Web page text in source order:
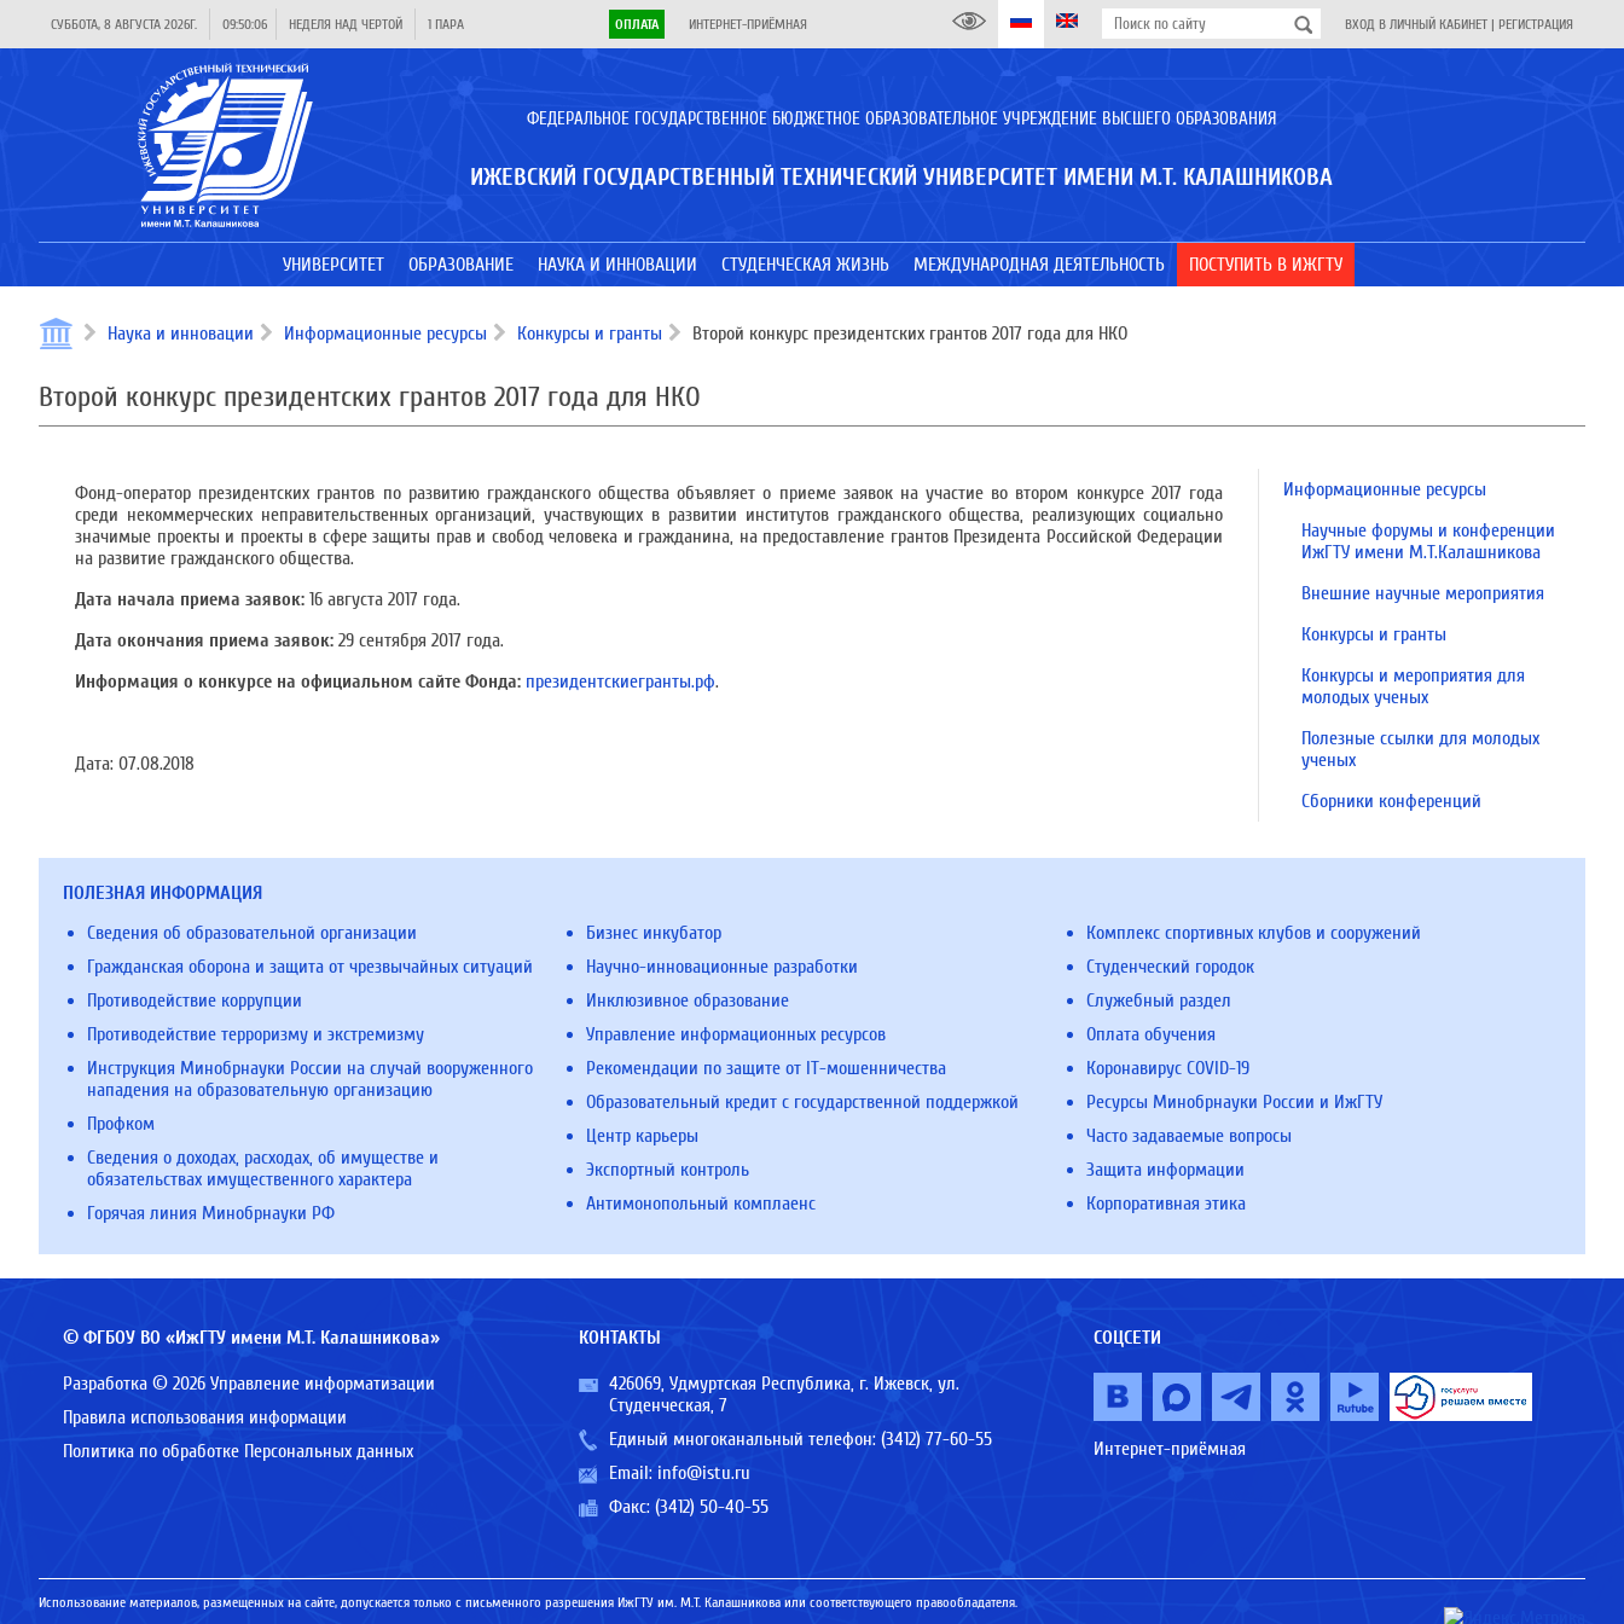
СУББОТА, 8 АВГУСТА 2026Г. 09:50:06 НЕДЕЛЯ НАД ЧЕРТОЙ 1 ПАРА ОПЛАТА ИНТЕРНЕТ-ПРИЁМНАЯ ВХОД В ЛИЧНЫЙ КАБИНЕТ | РЕГИСТРАЦИЯ
ФЕДЕРАЛЬНОЕ ГОСУДАРСТВЕННОЕ БЮДЖЕТНОЕ ОБРАЗОВАТЕЛЬНОЕ УЧРЕЖДЕНИЕ ВЫСШЕГО ОБРАЗОВАНИЯ
ИЖЕВСКИЙ ГОСУДАРСТВЕННЫЙ ТЕХНИЧЕСКИЙ УНИВЕРСИТЕТ ИМЕНИ М.Т. КАЛАШНИКОВА
УНИВЕРСИТЕТ ОБРАЗОВАНИЕ НАУКА И ИННОВАЦИИ СТУДЕНЧЕСКАЯ ЖИЗНЬ МЕЖДУНАРОДНАЯ ДЕЯТЕЛЬНОСТЬ ПОСТУПИТЬ В ИЖГТУ
Наука и инновации Информационные ресурсы Конкурсы и гранты Второй конкурс президентских грантов 2017 года для НКО
Второй конкурс президентских грантов 2017 года для НКО
Фонд-оператор президентских грантов по развитию гражданского общества объявляет о приеме заявок на участие во втором конкурсе 2017 года
среди некоммерческих неправительственных организаций, участвующих в развитии институтов гражданского общества, реализующих социально
значимые проекты и проекты в сфере защиты прав и свобод человека и гражданина, на предоставление грантов Президента Российской Федерации
на развитие гражданского общества.
Дата начала приема заявок: 16 августа 2017 года.
Дата окончания приема заявок: 29 сентября 2017 года.
Информация о конкурсе на официальном сайте Фонда: президентскиегранты.рф.
Дата: 07.08.2018
Информационные ресурсы
Научные форумы и конференции
ИжГТУ имени М.Т.Калашникова
Внешние научные мероприятия
Конкурсы и гранты
Конкурсы и мероприятия для
молодых ученых
Полезные ссылки для молодых
ученых
Сборники конференций
ПОЛЕЗНАЯ ИНФОРМАЦИЯ
Сведения об образовательной организации
Гражданская оборона и защита от чрезвычайных ситуаций
Противодействие коррупции
Противодействие терроризму и экстремизму
Инструкция Минобрнауки России на случай вооруженного
нападения на образовательную организацию
Профком
Сведения о доходах, расходах, об имуществе и
обязательствах имущественного характера
Горячая линия Минобрнауки РФ
Бизнес инкубатор
Научно-инновационные разработки
Инклюзивное образование
Управление информационных ресурсов
Рекомендации по защите от IT-мошенничества
Образовательный кредит с государственной поддержкой
Центр карьеры
Экспортный контроль
Антимонопольный комплаенс
Комплекс спортивных клубов и сооружений
Студенческий городок
Служебный раздел
Оплата обучения
Коронавирус COVID-19
Ресурсы Минобрнауки России и ИжГТУ
Часто задаваемые вопросы
Защита информации
Корпоративная этика
© ФГБОУ ВО «ИжГТУ имени М.Т. Калашникова»
Разработка © 2026 Управление информатизации
Правила использования информации
Политика по обработке Персональных данных
КОНТАКТЫ
426069, Удмуртская Республика, г. Ижевск, ул.
Студенческая, 7
Единый многоканальный телефон: (3412) 77-60-55
Email: info@istu.ru
Факс: (3412) 50-40-55
СОЦСЕТИ
Интернет-приёмная
Использование материалов, размещенных на сайте, допускается только с письменного разрешения ИжГТУ им. М.Т. Калашникова или соответствующего правообладателя.